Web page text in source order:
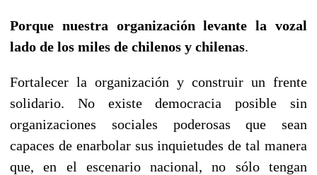
Porque nuestra organización levante la vozal
lado de los miles de chilenos y chilenas.
Fortalecer la organización y construir un frente
solidario. No existe democracia posible sin
organizaciones sociales poderosas que sean
capaces de enarbolar sus inquietudes de tal manera
que, en el escenario nacional, no sólo tengan